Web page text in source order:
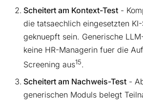
Scheitert am Kontext-Test -
die tatsaechlich eingesetzten
geknuepft sein. Generische
keine HR-Managerin fuer die
Screening aus15.
Scheitert am Nachweis-Test -
generischen Moduls belegt